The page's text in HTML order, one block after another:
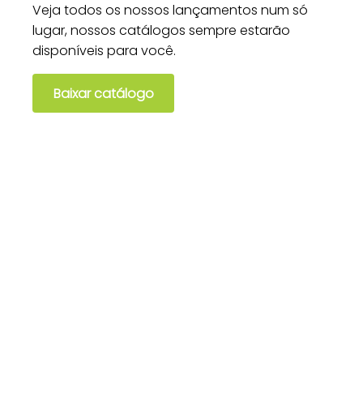
Veja todos os nossos lançamentos num só
lugar, nossos catálogos sempre estarão
disponíveis para você.
Baixar catálogo